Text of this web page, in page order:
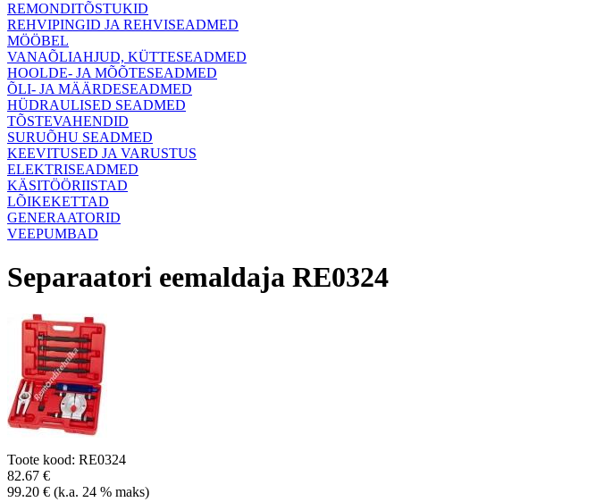
REMONDITÕSTUKID
REHVIPINGID JA REHVISEADMED
MÖÖBEL
VANAÕLIAHJUD, KÜTTESEADMED
HOOLDE- JA MÕÕTESEADMED
ÕLI- JA MÄÄRDESEADMED
HÜDRAULISED SEADMED
TÕSTEVAHENDID
SURUÕHU SEADMED
KEEVITUSED JA VARUSTUS
ELEKTRISEADMED
KÄSITÖÖRIISTAD
LÕIKEKETTAD
GENERAATORID
VEEPUMBAD
Separaatori eemaldaja RE0324
Toote kood: RE0324
82.67 €
99.20 € (k.a. 24 % maks)